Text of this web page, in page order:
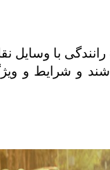
رانندگی با وسایل
و شرایط و